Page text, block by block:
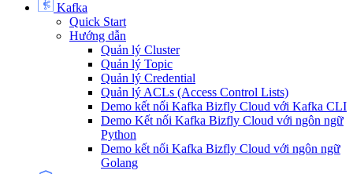
Kafka
Quick Start
Hướng dẫn
Quản lý Cluster
Quản lý Topic
Quản lý Credential
Quản lý ACLs (Access Control Lists)
Demo kết nối Kafka Bizfly Cloud với Kafka CLI
Demo Kết nối Kafka Bizfly Cloud với ngôn ngữ
Python
Demo kết nối Kafka Bizfly Cloud với ngôn ngữ
Golang